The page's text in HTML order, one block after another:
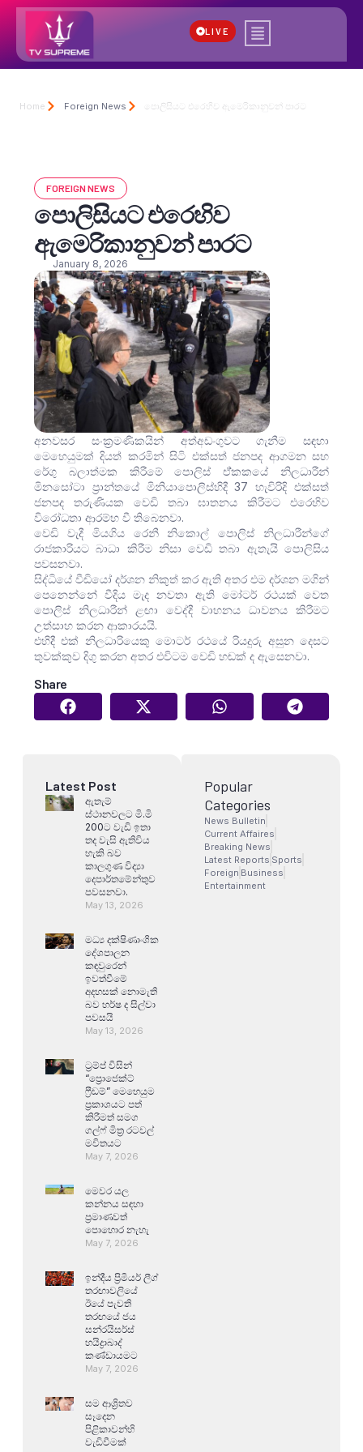
LIVE
Home Foreign News පොලිසියට එරෙහිව ඇමෙරිකානුවන් පාරට
FOREIGN NEWS
පොලිසියට එරෙහිව
ඇමෙරිකානුවන් පාරට
January 8, 2026
අනවසර සංක්‍රමණිකයින් අත්අඩංගුවට ගැනීම සඳහා
මෙහෙයුමක් දියත් කරමින් සිටි එක්සත් ජනපද ආගමන සහ
රේගු බලාත්මක කිරීමේ පොලිස් ඒ්කකයේ නිලධාරීන්
මිනසෝටා ප්‍රාන්තයේ මිනියාපොලිස්හිදී 37 හැවිරිදි එක්සත්
ජනපද තරුණියක වෙඩි තබා ඝාතනය කිරීමට එරෙහිව
විරෝධතා ආරම්භ වී තිබෙනවා.
වෙඩි වැදී මියගිය රෙනී නිකොල් පොලිස් නිලධාරීන්ගේ
රාජකාරියට බාධා කිරීම නිසා වෙඩි තබා ඇතැයි පොලිසිය
පවසනවා.
සිද්ධියේ වීඩියෝ දර්ශන නිකුත් කර ඇති අතර එම දර්ශන මගින්
පෙනෙන්නේ වීදිය මැද නවතා ඇති මෝටර් රථයක් වෙත
පොලිස් නිලධාරීන් ළඟා වෙද්දී වාහනය ධාවනය කිරීමට
උත්සාහ කරන ආකාරයයි.
එහිදී එක් නිලධාරියෙකු මොටර් රථයේ රියදුරු අසුන දෙසට
තුවක්කුව දිගු කරන අතර එවිටම වෙඩි හඬක් ද ඇසෙනවා.
Share
Latest Post
ඇතැම්
ස්ථානවලට මි.මි
200ට වැඩි ඉතා
තද වැසි ඇතිවිය
හැකි බව
කාලගුණ විද්‍යා
දෙපාර්තමේන්තුව
පවසනවා.
May 13, 2026
මධ්‍ය දක්ෂිණාංශික
දේශපාලන
කඳවුරෙන්
ඉවත්වීමේ
අදහසක් නොමැති
බව හර්ෂ ද සිල්වා
පවසයි
May 13, 2026
ට්‍රම්ප් විසින්
“ප්‍රොජෙක්ට්
ෆ්‍රීඩම්” මෙහෙයුම
ප්‍රකාශයට පත්
කිරීමත් සමග
ගල්ෆ් මිත්‍ර රටවල්
මවිතයට
May 7, 2026
මෙවර යල
කන්නය සඳහා
ප්‍රමාණවත්
පොහොර නැහැ
May 7, 2026
ඉන්දීය ප්‍රිමියර් ලීග්
තරඟාවලියේ
ඊයේ පැවති
තරඟයේ ජය
සන්රයිසර්ස්
හයිද්‍රාබාද්
කණ්ඩායමට
May 7, 2026
සම ආශ්‍රිතව
සෑදෙන
පිළිකාවන්හි
වැඩිවීමක්
Popular
Categories
News Bulletin
Current Affaires
Breaking News
Latest Reports Sports
Foreign Business
Entertainment